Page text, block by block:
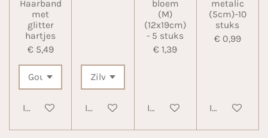
Haarband
met
glitter
hartjes
€ 5,49
In winkelwagenIn winkelwagen
bloem
(M)
(12x19cm)
- 5 stuks
€ 1,39
In winkelwagen
metalic
(5cm)-10
stuks
€ 0,99
In